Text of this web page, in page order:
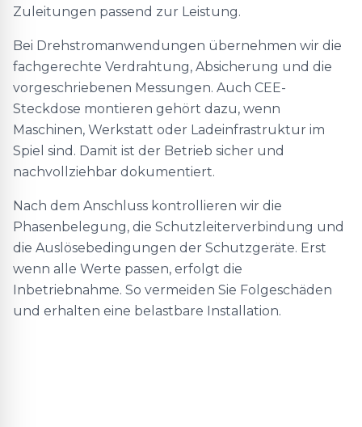
Zuleitungen passend zur Leistung.
Bei Drehstromanwendungen übernehmen wir die
fachgerechte Verdrahtung, Absicherung und die
vorgeschriebenen Messungen. Auch CEE-
Steckdose montieren gehört dazu, wenn
Maschinen, Werkstatt oder Ladeinfrastruktur im
Spiel sind. Damit ist der Betrieb sicher und
nachvollziehbar dokumentiert.
Nach dem Anschluss kontrollieren wir die
Phasenbelegung, die Schutzleiterverbindung und
die Auslösebedingungen der Schutzgeräte. Erst
wenn alle Werte passen, erfolgt die
Inbetriebnahme. So vermeiden Sie Folgeschäden
und erhalten eine belastbare Installation.